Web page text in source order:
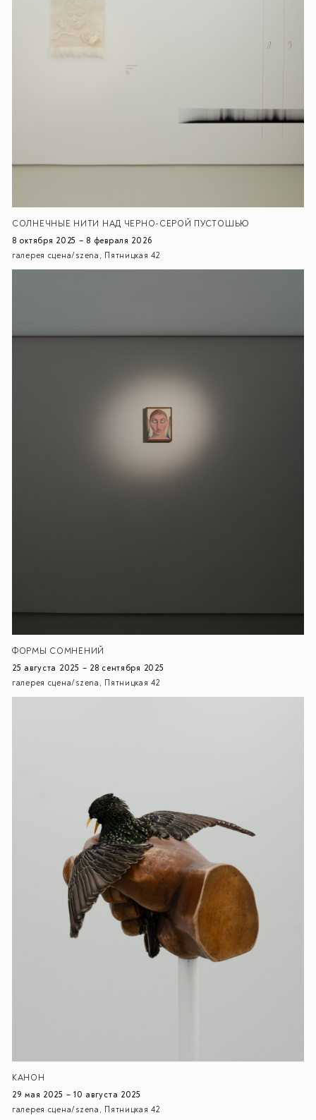
СОЛНЕЧНЫЕ НИТИ НАД ЧЕРНО-СЕРОЙ ПУСТОШЬЮ
8 октября 2025 – 8 февраля 2026
галерея сцена/szena, Пятницкая 42
ФОРМЫ СОМНЕНИЙ
25 августа 2025 – 28 сентября 2025
галерея сцена/szena, Пятницкая 42
КАНОН
29 мая 2025 – 10 августа 2025
галерея сцена/szena, Пятницкая 42